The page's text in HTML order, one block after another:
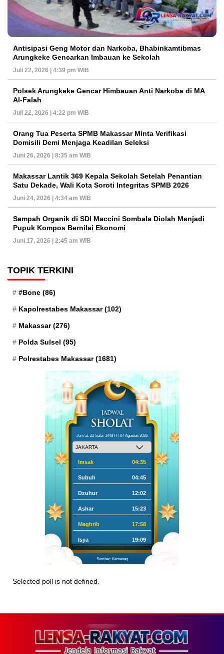
Antisipasi Geng Motor dan Narkoba, Bhabinkamtibmas
Arungkeke Gencarkan Imbauan ke Sekolah
Juli 22, 2026 | 4:39 pm WIB
Polsek Arungkeke Gencar Himbauan Anti Narkoba di MA
Al-Falah
Juli 22, 2026 | 4:22 pm WIB
Orang Tua Peserta SPMB Makassar Minta Verifikasi
Domisili Demi Menjaga Keadilan Seleksi
Juni 26, 2026 | 8:35 am WIB
Makassar Lantik 369 Kepala Sekolah Setelah Penantian
Satu Dekade, Wali Kota Soroti Integritas SPMB 2026
Juni 24, 2026 | 4:34 am WIB
Sampah Organik di SDI Maccini Sombala Diolah Menjadi
Pupuk Kompos Bernilai Ekonomi
Juni 17, 2026 | 2:45 am WIB
TOPIK TERKINI
#Bone (86)
Kapolrestabes Makassar(102)
Makassar(276)
Polda Sulsel (95)
Polrestabes Makassar(1681)
Jum'at, 22 Safar 1448 H / 07 Agustus 2026
Imsak 04:35
Subuh 04:45
Dzuhur 12:02
Ashar 15:23
Maghrib 17:58
Isya 19:09
Sumber: Kemenag
Selected poll is not defined.